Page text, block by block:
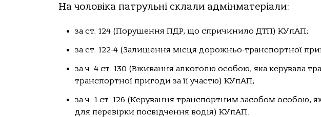
На чоловіка патрульні склали адмінматеріали:
за ст. 124 (Порушення ПДР, що спричинило ДТП) КУпАП;
за ст. 122-4 (Залишення місця дорожньо-транспортної
за ч. 4 ст. 130 (Вживання алкоголю особою, яка керувала
транспортної пригоди за її участю) КУпАП;
за ч. 1 ст. 126 (Керування транспортним засобом особою,
для перевірки посвідчення водія) КУпАП.